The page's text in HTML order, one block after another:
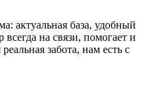
актуальная база, удобный
на связи, помогает и
забота, нам есть с